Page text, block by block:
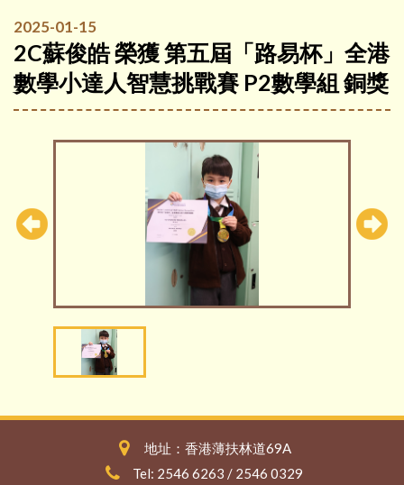
2025-01-15
2C蘇俊皓 榮獲 第五屆「路易杯」全港
數學小達人智慧挑戰賽 P2數學組 銅獎
地址：香港薄扶林道69A
Tel: 2546 6263 / 2546 0329